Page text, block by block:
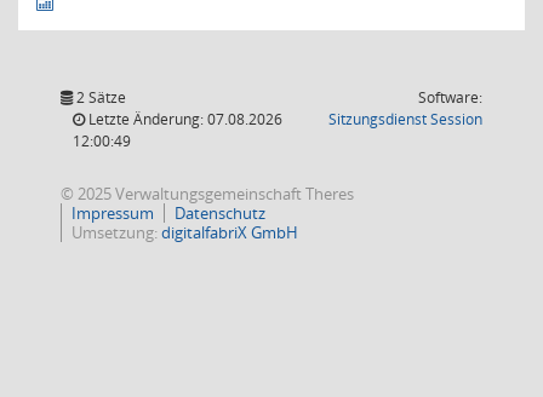
2 Sätze
Letzte Änderung: 07.08.2026
12:00:49
Software:
SitzungsdienstSession(Wird in
© 2025 Verwaltungsgemeinschaft Theres
Impressum
Datenschutz
Umsetzung:digitalfabriX GmbH